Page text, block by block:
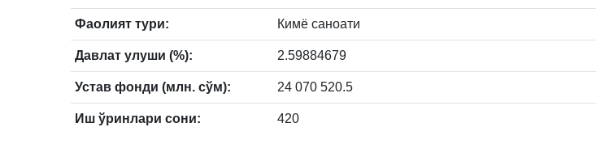
Фаолият тури: Кимё саноати
Давлат улуши (%): 2.59884679
Устав фонди (млн. сўм): 24 070 520.5
Иш ўринлари сони: 420